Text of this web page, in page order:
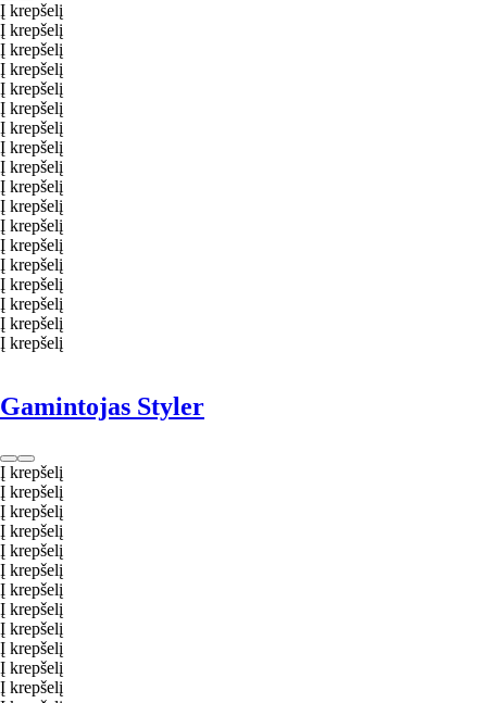
Į krepšelį
Į krepšelį
Į krepšelį
Į krepšelį
Į krepšelį
Į krepšelį
Į krepšelį
Į krepšelį
Į krepšelį
Į krepšelį
Į krepšelį
Į krepšelį
Į krepšelį
Į krepšelį
Į krepšelį
Į krepšelį
Į krepšelį
Į krepšelį
Gamintojas Styler
Į krepšelį
Į krepšelį
Į krepšelį
Į krepšelį
Į krepšelį
Į krepšelį
Į krepšelį
Į krepšelį
Į krepšelį
Į krepšelį
Į krepšelį
Į krepšelį